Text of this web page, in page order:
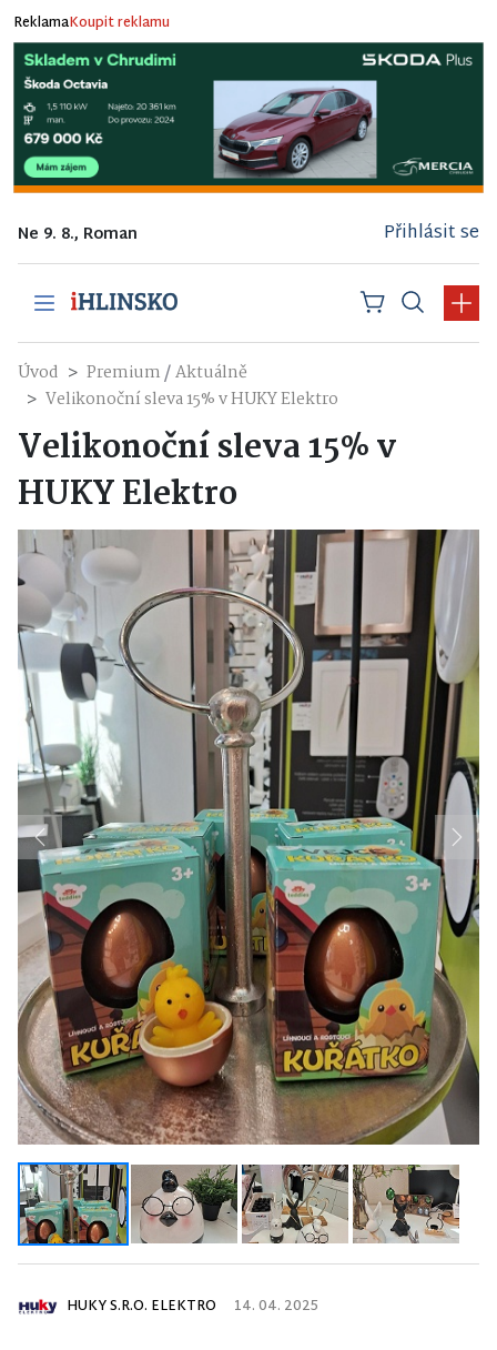
ReklamaKoupit reklamu
Ne 9. 8., Roman Přihlásit se
Úvod Premium/Aktuálně
Velikonoční sleva 15% v HUKY Elektro
Velikonoční sleva 15% v
HUKY Elektro
Previous Next
HUKY S.R.O. ELEKTRO 14. 04. 2025